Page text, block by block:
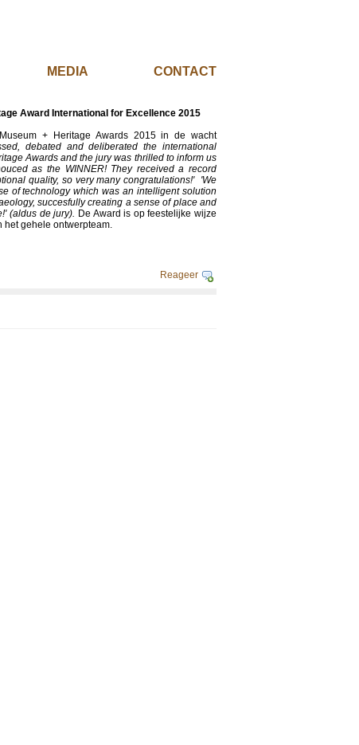
MEDIA CONTACT
Award International for Excellence 2015
+ Heritage Awards 2015 in de wacht
debated and deliberated the international
Awards and the jury was thrilled to inform us
as the WINNER! They received a record
quality, so very many congratulations!' 'We
of technology which was an intelligent solution
succesfully creating a sense of place and
(aldus de jury). De Award is op feestelijke wijze
het gehele ontwerpteam.
Reageer